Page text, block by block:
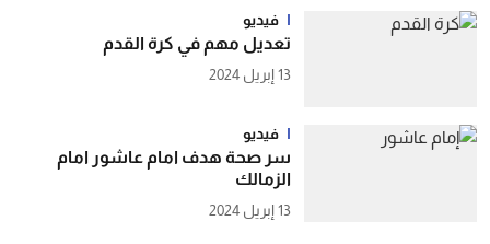
فيديو
تعديل مهم في كرة القدم
13 إبريل 2024
فيديو
سر صحة هدف امام عاشور امام
الزمالك
13 إبريل 2024